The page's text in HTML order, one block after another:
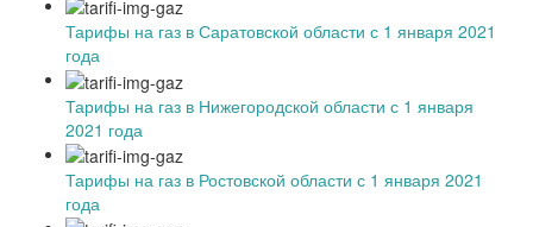
Тарифы на газ в Саратовской области с 1 января 2021
года
Тарифы на газ в Нижегородской области с 1 января
2021 года
Тарифы на газ в Ростовской области с 1 января 2021
года